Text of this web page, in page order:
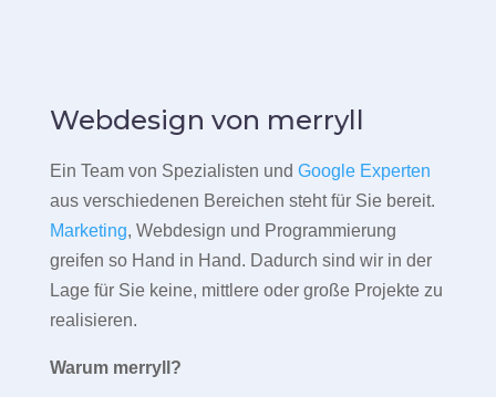
Webdesign von merryll
Ein Team von Spezialisten und Google Experten
aus verschiedenen Bereichen steht für Sie bereit.
Marketing, Webdesign und Programmierung
greifen so Hand in Hand. Dadurch sind wir in der
Lage für Sie keine, mittlere oder große Projekte zu
realisieren.
Warum merryll?